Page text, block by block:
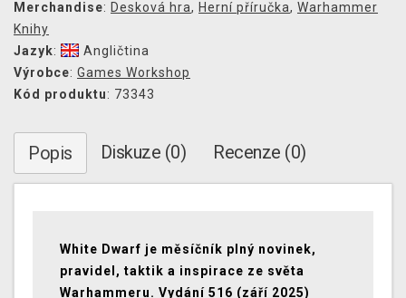
Merchandise: Desková hra, Herní příručka, Warhammer
Knihy
Jazyk:
Angličtina
Výrobce: Games Workshop
Kód produktu: 73343
Popis Diskuze (0) Recenze (0)
White Dwarf je měsíčník plný novinek,
pravidel, taktik a inspirace ze světa
Warhammeru. Vydání 516 (září 2025)